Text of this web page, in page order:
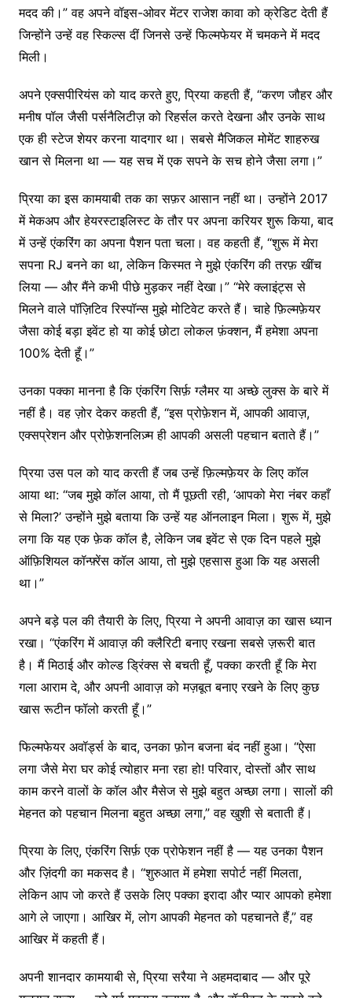
मदद की।” वह अपने वॉइस-ओवर मेंटर राजेश कावा को क्रेडिट देती हैं
जिन्होंने उन्हें वह स्किल्स दीं जिनसे उन्हें फिल्मफेयर में चमकने में मदद
मिली।
अपने एक्सपीरियंस को याद करते हुए, प्रिया कहती हैं, “करण जौहर और
मनीष पॉल जैसी पर्सनैलिटीज़ को रिहर्सल करते देखना और उनके साथ
एक ही स्टेज शेयर करना यादगार था। सबसे मैजिकल मोमेंट शाहरुख
खान से मिलना था — यह सच में एक सपने के सच होने जैसा लगा।”
प्रिया का इस कामयाबी तक का सफ़र आसान नहीं था। उन्होंने 2017
में मेकअप और हेयरस्टाइलिस्ट के तौर पर अपना करियर शुरू किया, बाद
में उन्हें एंकरिंग का अपना पैशन पता चला। वह कहती हैं, “शुरू में मेरा
सपना RJ बनने का था, लेकिन किस्मत ने मुझे एंकरिंग की तरफ़ खींच
लिया — और मैंने कभी पीछे मुड़कर नहीं देखा।” “मेरे क्लाइंट्स से
मिलने वाले पॉज़िटिव रिस्पॉन्स मुझे मोटिवेट करते हैं। चाहे फ़िल्मफ़ेयर
जैसा कोई बड़ा इवेंट हो या कोई छोटा लोकल फ़ंक्शन, मैं हमेशा अपना
100% देती हूँ।”
उनका पक्का मानना ​​है कि एंकरिंग सिर्फ़ ग्लैमर या अच्छे लुक्स के बारे में
नहीं है। वह ज़ोर देकर कहती हैं, “इस प्रोफ़ेशन में, आपकी आवाज़,
एक्सप्रेशन और प्रोफ़ेशनलिज़्म ही आपकी असली पहचान बताते हैं।”
प्रिया उस पल को याद करती हैं जब उन्हें फ़िल्मफ़ेयर के लिए कॉल
आया था: “जब मुझे कॉल आया, तो मैं पूछती रही, ‘आपको मेरा नंबर कहाँ
से मिला?’ उन्होंने मुझे बताया कि उन्हें यह ऑनलाइन मिला। शुरू में, मुझे
लगा कि यह एक फ़ेक कॉल है, लेकिन जब इवेंट से एक दिन पहले मुझे
ऑफ़िशियल कॉन्फ़्रेंस कॉल आया, तो मुझे एहसास हुआ कि यह असली
था।”
अपने बड़े पल की तैयारी के लिए, प्रिया ने अपनी आवाज़ का खास ध्यान
रखा। “एंकरिंग में आवाज़ की क्लैरिटी बनाए रखना सबसे ज़रूरी बात
है। मैं मिठाई और कोल्ड ड्रिंक्स से बचती हूँ, पक्का करती हूँ कि मेरा
गला आराम दे, और अपनी आवाज़ को मज़बूत बनाए रखने के लिए कुछ
खास रूटीन फॉलो करती हूँ।”
फिल्मफेयर अवॉर्ड्स के बाद, उनका फ़ोन बजना बंद नहीं हुआ। “ऐसा
लगा जैसे मेरा घर कोई त्योहार मना रहा हो! परिवार, दोस्तों और साथ
काम करने वालों के कॉल और मैसेज से मुझे बहुत अच्छा लगा। सालों की
मेहनत को पहचान मिलना बहुत अच्छा लगा,” वह खुशी से बताती हैं।
प्रिया के लिए, एंकरिंग सिर्फ़ एक प्रोफेशन नहीं है — यह उनका पैशन
और ज़िंदगी का मकसद है। “शुरुआत में हमेशा सपोर्ट नहीं मिलता,
लेकिन आप जो करते हैं उसके लिए पक्का इरादा और प्यार आपको हमेशा
आगे ले जाएगा। आखिर में, लोग आपकी मेहनत को पहचानते हैं,” वह
आखिर में कहती हैं।
अपनी शानदार कामयाबी से, प्रिया सरैया ने अहमदाबाद — और पूरे